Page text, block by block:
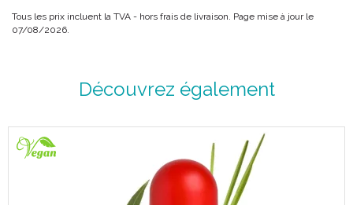
Tous les prix incluent la TVA - hors frais de livraison. Page mise à jour le
07/08/2026.
Découvrez également